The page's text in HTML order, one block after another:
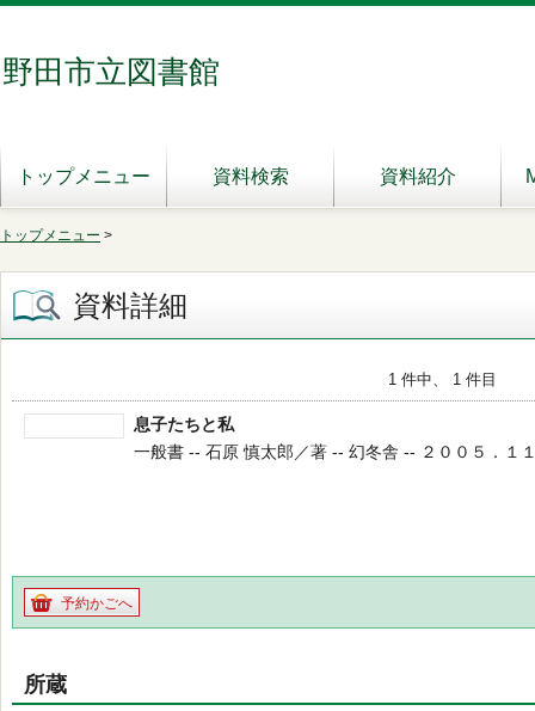
野田市立図書館
トップメニュー 資料検索 資料紹介
トップメニュー >
資料詳細
1 件中、 1 件目
息子たちと私
一般書 -- 石原 慎太郎／著 -- 幻冬舎 -- ２００５．１
予約かごへ
所蔵